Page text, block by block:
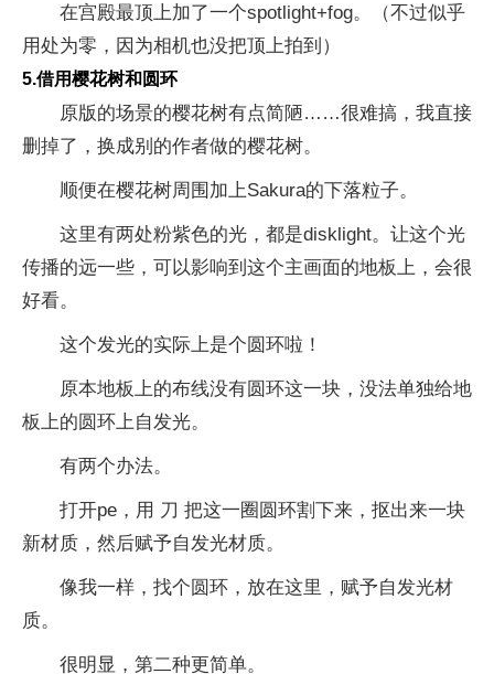
在宫殿最顶上加了一个spotlight+fog。（不过似乎
用处为零，因为相机也没把顶上拍到）
5.借用樱花树和圆环
原版的场景的樱花树有点简陋……很难搞，我直接
删掉了，换成别的作者做的樱花树。
顺便在樱花树周围加上Sakura的下落粒子。
这里有两处粉紫色的光，都是disklight。让这个光
传播的远一些，可以影响到这个主画面的地板上，会很
好看。
这个发光的实际上是个圆环啦！
原本地板上的布线没有圆环这一块，没法单独给地
板上的圆环上自发光。
有两个办法。
打开pe，用 刀 把这一圈圆环割下来，抠出来一块
新材质，然后赋予自发光材质。
像我一样，找个圆环，放在这里，赋予自发光材
质。
很明显，第二种更简单。